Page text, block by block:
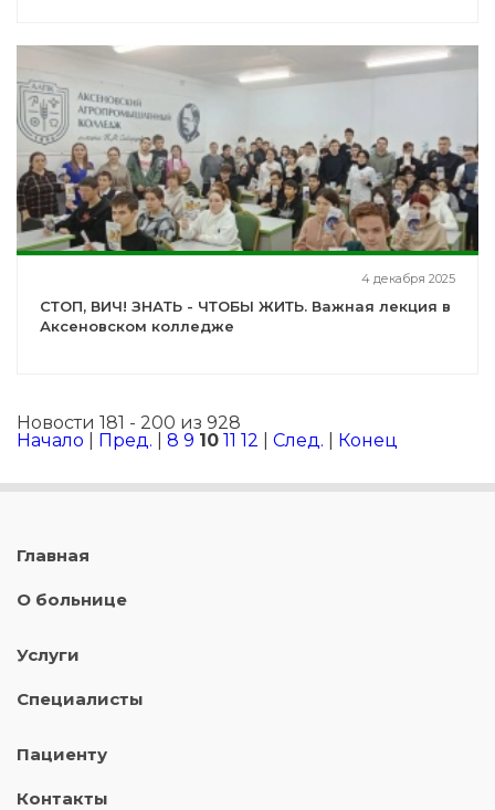
4 декабря 2025
СТОП, ВИЧ! ЗНАТЬ - ЧТОБЫ ЖИТЬ. Важная лекция в
Аксеновском колледже
Новости 181 - 200 из 928
Начало
Пред. 8 9 10 11 12 След. Конец
Главная
О больнице
Услуги
Специалисты
Пациенту
Контакты